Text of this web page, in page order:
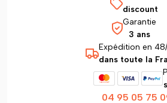
discount
Garantie
3 ans
Expédition en
dans toute la
04 95 05 75